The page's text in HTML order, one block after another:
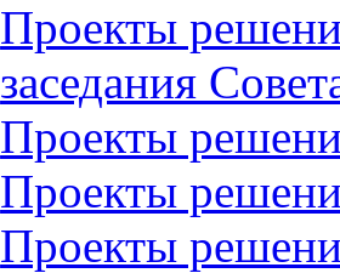
Проекты
заседания
Проекты
Проекты
Проекты